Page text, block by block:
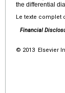
the differential
Le texte complet
Financial
© 2013 Elsevier